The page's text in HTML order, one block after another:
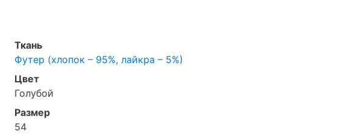
Ткань
Футер (хлопок – 95%, лайкра – 5%)
Цвет
Голубой
Размер
54